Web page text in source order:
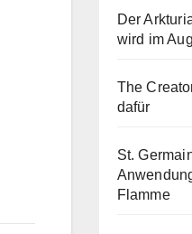
Der
wird im
The
dafür
St.
Flamme